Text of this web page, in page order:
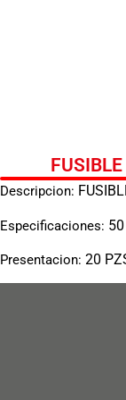
Descripcion:
Especificaciones:
Presentacion: 20